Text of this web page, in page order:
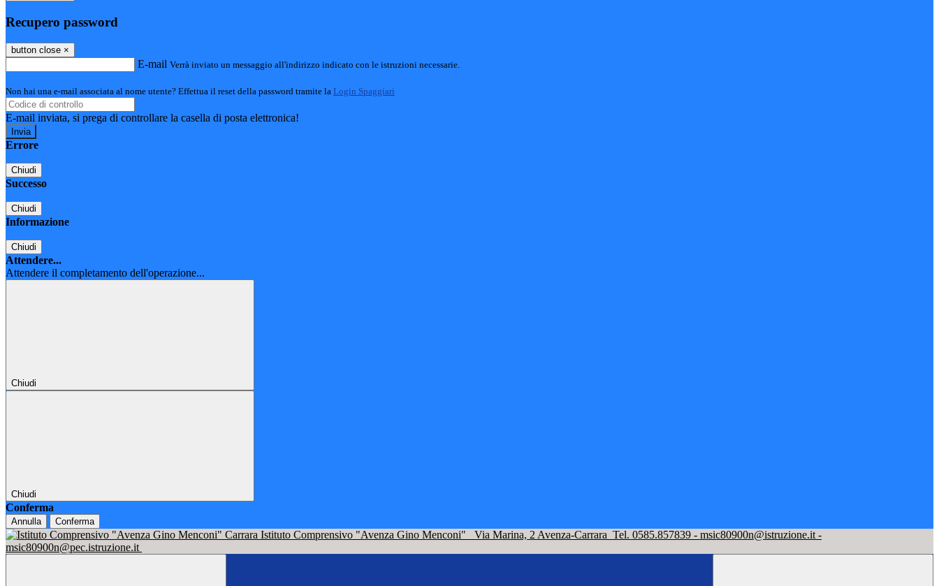
Recupero password
button close ×
E-mail Verrà inviato un messaggio all'indirizzo indicato con le istruzioni necessarie.
Non hai una e-mail associata al nome utente? Effettua il reset della password tramite la Login Spaggiari
E-mail inviata, si prega di controllare la casella di posta elettronica!
Errore
Chiudi
Successo
Chiudi
Informazione
Chiudi
Attendere...
Attendere il completamento dell'operazione...
Chiudi
Chiudi
Conferma
Annulla Conferma
Istituto Comprensivo "Avenza Gino Menconi" Via Marina, 2 Avenza-Carrara Tel. 0585.857839 - msic80900n@istruzione.it -
msic80900n@pec.istruzione.it